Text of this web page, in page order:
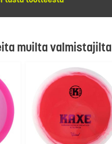
muilta valmistajilta